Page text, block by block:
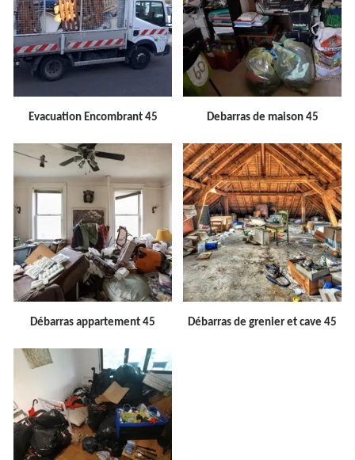
Evacuation Encombrant 45 Debarras de maison 45
Débarras appartement 45 Débarras de grenier et cave 45